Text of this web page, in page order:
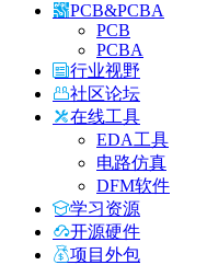
PCB&PCBA
PCB
PCBA
行业视野
社区论坛
在线工具
EDA工具
电路仿真
DFM软件
学习资源
开源硬件
项目外包